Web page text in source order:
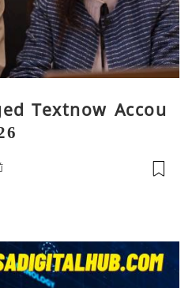
Textnow Accou